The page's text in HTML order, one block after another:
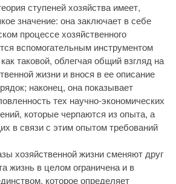
ступеней хозяйства имеет,
значение: она заключает в себе
процессе хозяйственного
вспомогательным инструментом
таковой, облегчая общий взгляд на
жизни и внося в ее описание
наконец, она показывает
тех научно-экономических
которые черпаются из опыта, а
в связи с этим опытом требований
хозяйственной жизни сменяют друг
жизнь в целом ограничена и в
которое определяет